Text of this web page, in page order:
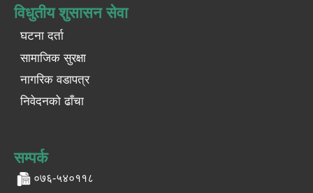
विधुतीय शुसासन सेवा
घटना दर्ता
सामाजिक सुरक्षा
नागरिक वडापत्र
निवेदनको ढाँचा
सम्पर्क
०७६-५४०११८